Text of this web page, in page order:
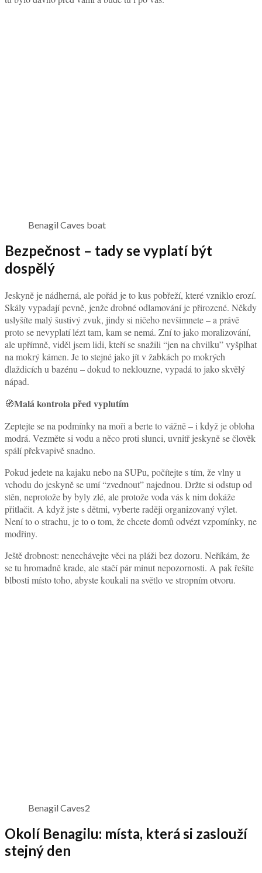
Benagil Caves boat
Bezpečnost – tady se vyplatí být
dospělý
Jeskyně je nádherná, ale pořád je to kus pobřeží, které vzniklo erozí.
Skály vypadají pevně, jenže drobné odlamování je přirozené. Někdy
uslyšíte malý šustivý zvuk, jindy si ničeho nevšimnete – a právě
proto se nevyplatí lézt tam, kam se nemá. Zní to jako moralizování,
ale upřímně, viděl jsem lidi, kteří se snažili “jen na chvilku” vyšplhat
na mokrý kámen. Je to stejné jako jít v žabkách po mokrých
dlaždicích u bazénu – dokud to neklouzne, vypadá to jako skvělý
nápad.
🧭Malá kontrola před vyplutím
Zeptejte se na podmínky na moři a berte to vážně – i když je obloha
modrá. Vezměte si vodu a něco proti slunci, uvnitř jeskyně se člověk
spálí překvapivě snadno.
Pokud jedete na kajaku nebo na SUPu, počítejte s tím, že vlny u
vchodu do jeskyně se umí “zvednout” najednou. Držte si odstup od
stěn, neprotože by byly zlé, ale protože voda vás k nim dokáže
přitlačit. A když jste s dětmi, vyberte raději organizovaný výlet.
Není to o strachu, je to o tom, že chcete domů odvézt vzpomínky, ne
modřiny.
Ještě drobnost: nenechávejte věci na pláži bez dozoru. Neříkám, že
se tu hromadně krade, ale stačí pár minut nepozornosti. A pak řešíte
blbosti místo toho, abyste koukali na světlo ve stropním otvoru.
Benagil Caves2
Okolí Benagilu: místa, která si zaslouží
stejný den